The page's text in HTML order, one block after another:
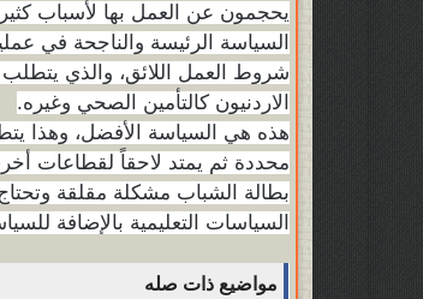
يحجمون عن العمل بها لأسباب
السياسة الرئيسة والناجحة في
شروط العمل اللائق، والذي
الاردنيون كالتأمين الصحي وغيره.
هذه هي السياسة الأفضل، وهذا
محددة ثم يمتد لاحقاً لقطاعات
بطالة الشباب مشكلة مقلقة
السياسات التعليمية بالإضافة
مواضيع ذات صله